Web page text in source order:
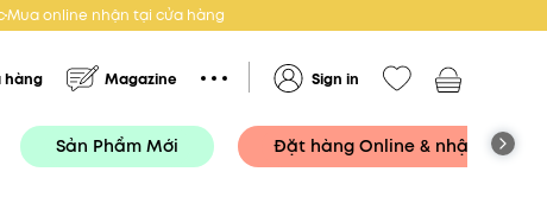
Mua online nhận tại cửa hàng
hàng Magazine Sign in
Sản Phẩm Mới Đặt hàng Online & nhận tại